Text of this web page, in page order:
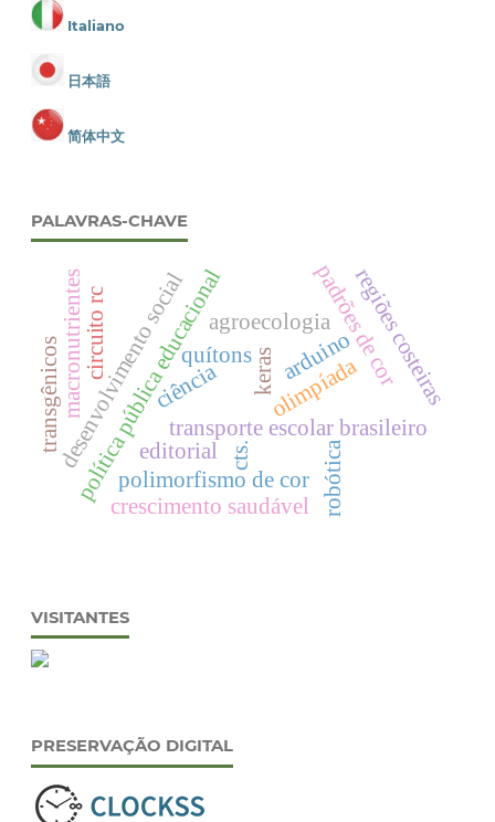
Italiano
日本語
简体中文
PALAVRAS-CHAVE
editorial
olimpíada
política pública educacionaltransporte escolar brasileiro
padrões de cor
polimorfismo de cor
quítons regiões costeiras
robótica
keras
desenvolvimento social
crescimento saudável
transgênicos
cts.
agroecologia
ciência
macronutrientes arduino
circuito rc
VISITANTES
PRESERVAÇÃO DIGITAL